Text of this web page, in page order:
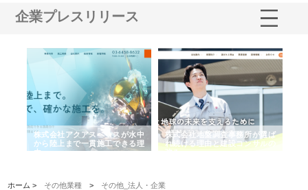
企業プレスリリース
株式会社アクアスペースが水中
から陸上まで一貫施工できる理
由
株式会社地盤調査事務所が選ば
れ続ける理由と建設コンサルの
強み
ホーム > その他業種 > その他_法人・企業